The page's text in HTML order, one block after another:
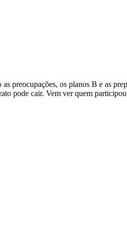
preocupações, os planos B e as
pode cair. Vem ver quem